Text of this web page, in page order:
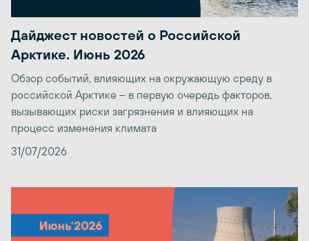
Дайджест новостей о Российской
Арктике. Июнь 2026
Обзор событий, влияющих на окружающую среду в
российской Арктике – в первую очередь факторов,
вызывающих риски загрязнения и влияющих на
процесс изменения климата
31/07/2026